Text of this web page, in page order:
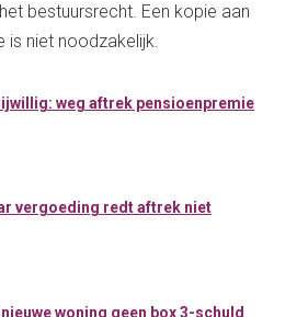
bestuursrecht. Een kopie aan
is niet noodzakelijk.
weg aftrek pensioenpremie
vergoeding redt aftrek niet
woning geen box 3-schuld